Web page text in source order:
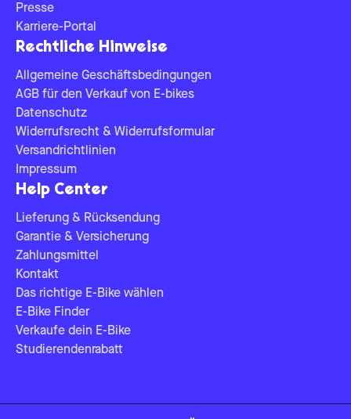
Presse
Karriere-Portal
Rechtliche Hinweise
Allgemeine Geschäftsbedingungen
AGB für den Verkauf von E-bikes
Datenschutz
Widerrufsrecht & Widerrufsformular
Versandrichtlinien
Impressum
Help Center
Lieferung & Rücksendung
Garantie & Versicherung
Zahlungsmittel
Kontakt
Das richtige E-Bike wählen
E-Bike Finder
Verkaufe dein E-Bike
Studierendenrabatt